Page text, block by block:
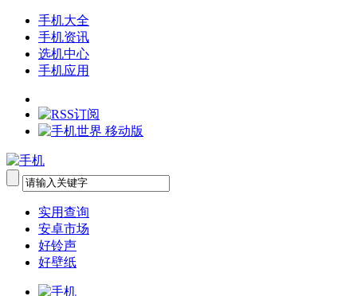
手机大全
手机资讯
选机中心
手机应用
实用查询
安卓市场
好铃声
好壁纸